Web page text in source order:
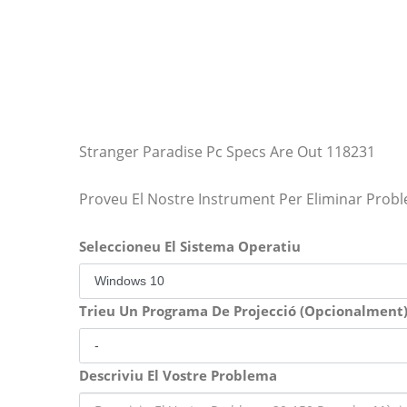
Stranger Paradise Pc Specs Are Out 118231
Proveu El Nostre Instrument Per Eliminar
Seleccioneu El Sistema Operatiu
Trieu Un Programa De Projecció (Opcionalment)
Descriviu El Vostre Problema